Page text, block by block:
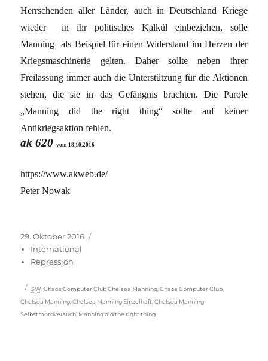
Herrschenden aller Länder, auch in Deutschland Kriege
wieder in ihr politisches Kalkül einbeziehen, solle
Manning als Beispiel für einen Widerstand im Herzen der
Kriegsmaschinerie gelten. Daher sollte neben ihrer
Freilassung immer auch die Unterstützung für die Aktionen
stehen, die sie in das Gefängnis brachten. Die Parole
„Manning did the right thing“ sollte auf keiner
Antikriegsaktion fehlen.
ak 620 vom 18.10.2016
https://www.akweb.de/
Peter Nowak
Veröffentlicht
am
29. Oktober 2016
International
Repression
Schlagwörter
SW: Chaos Computer Club Chelsea Manning ,Chaos Cpmputer Club
Chelsea Manning ,Chelsea Manning Einzelhaft ,Chelsea Manning
Selbstmordversuch Manning did the right thing